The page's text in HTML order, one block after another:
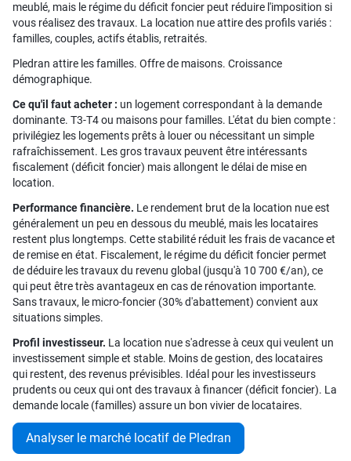
meublé, mais le régime du déficit foncier peut réduire l'imposition si
vous réalisez des travaux. La location nue attire des profils variés :
familles, couples, actifs établis, retraités.
Pledran attire les familles. Offre de maisons. Croissance
démographique.
Ce qu'il faut acheter : un logement correspondant à la demande
dominante. T3-T4 ou maisons pour familles. L'état du bien compte :
privilégiez les logements prêts à louer ou nécessitant un simple
rafraîchissement. Les gros travaux peuvent être intéressants
fiscalement (déficit foncier) mais allongent le délai de mise en
location.
Performance financière. Le rendement brut de la location nue est
généralement un peu en dessous du meublé, mais les locataires
restent plus longtemps. Cette stabilité réduit les frais de vacance et
de remise en état. Fiscalement, le régime du déficit foncier permet
de déduire les travaux du revenu global (jusqu'à 10 700 €/an), ce
qui peut être très avantageux en cas de rénovation importante.
Sans travaux, le micro-foncier (30% d'abattement) convient aux
situations simples.
Profil investisseur. La location nue s'adresse à ceux qui veulent un
investissement simple et stable. Moins de gestion, des locataires
qui restent, des revenus prévisibles. Idéal pour les investisseurs
prudents ou ceux qui ont des travaux à financer (déficit foncier). La
demande locale (familles) assure un bon vivier de locataires.
Analyser le marché locatif de Pledran